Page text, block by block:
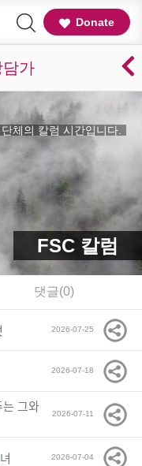
Donate
가
FSC 칼럼
체의 칼럼 시간입니다.
댓글(0)
2026-07-25
2026-07-18
그와
2026-07-11
2026-07-04